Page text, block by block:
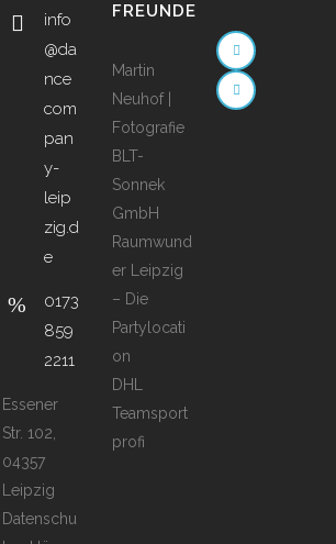
info
@da
nce
com
pan
y-
leip
zig.d
e
0173
859
2211
Essener
Str. 102,
04357
Leipzig
Datenschu
FREUNDE
Martin
Neuhof |
Fotografie
BLT-
Sonnek
GmbH
Raumwund
er Leipzig
– Die
Partylocati
on
DHL
Teamsport
profi